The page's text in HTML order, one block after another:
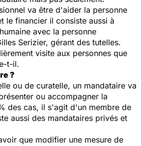
va être d'aider la personne
le financier il consiste aussi à
avec la personne
Serizier, gérant des tutelles.
visite aux personnes que
t-il.
?
ou de curatelle, un mandataire va
ou accompagner la
des cas, il s'agit d'un membre de
aussi des mandataires privés et
que modifier une mesure de